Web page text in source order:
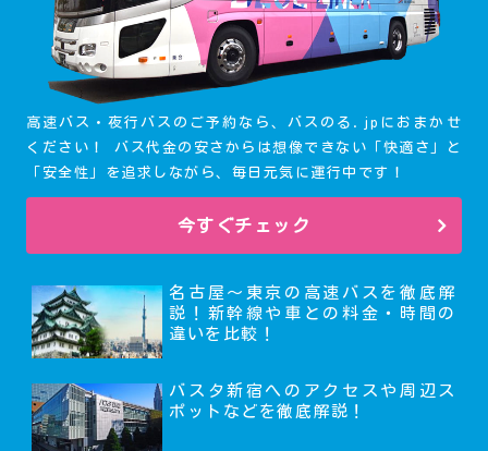
高速バス・夜行バスのご予約なら、バスのる.jpにおまかせ
ください！ バス代金の安さからは想像できない「快適さ」と
「安全性」を追求しながら、毎日元気に運行中です！
今すぐチェック
名古屋～東京の高速バスを徹底解
説！新幹線や車との料金・時間の
違いを比較！
バスタ新宿へのアクセスや周辺ス
ポットなどを徹底解説！